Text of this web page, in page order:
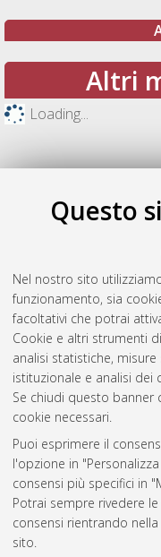
Questo
Nel nostro sito
funzionamento, sia
facoltativi che potrai
Cookie e altri strumenti
analisi statistiche,
istituzionale e analisi
Se chiudi questo banner
cookie necessari.
Puoi esprimere il
l'opzione in
consensi più specifici in
Potrai sempre rivedere
consensi rientrando
sito.
Altri
Loading...
Atom
Rss 1.0
Rss 2.0